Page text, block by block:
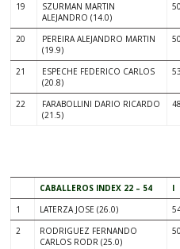
19
SZURMAN MARTIN
ALEJANDRO (14.0)
50
20
PEREIRA ALEJANDRO MARTIN
(19.9)
50
21
ESPECHE FEDERICO CARLOS
(20.8)
53
22
FARABOLLINI DARIO RICARDO
(21.5)
48
CABALLEROS INDEX 22 – 54 I
1
LATERZA JOSE (26.0)
2
RODRIGUEZ FERNANDO
CARLOS RODR (25.0)
50